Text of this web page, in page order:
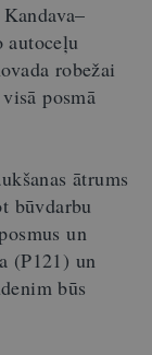
autoceļu
robežai
posmā
ātrums
būvdarbu
un
(P121) un
būs